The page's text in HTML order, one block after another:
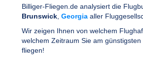
Billiger-Fliegen.de analysiert die
Brunswick Georgia aller
Wir zeigen Ihnen von welchem
welchem Zeitraum Sie am günstigsten
fliegen!